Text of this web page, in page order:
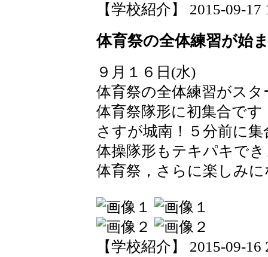
【学校紹介】 2015-09-17
体育祭の全体練習が始
９月１６日(水)
体育祭の全体練習がス
体育祭隊形に初集合です
さすが城南！５分前に
体操隊形もテキパキで
体育祭，さらに楽しみ
【学校紹介】 2015-09-16